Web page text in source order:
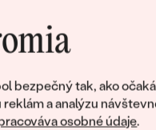
bezpečný tak, ako
a analýzu
osobné údaje.
poctivo vyrábaných
Ako darček na
obratom pošleme